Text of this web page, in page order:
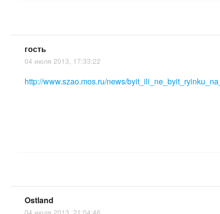
гость
04 июля 2013, 17:33:22
http://www.szao.mos.ru/news/
Ostland
04 июля 2013, 21:04:46